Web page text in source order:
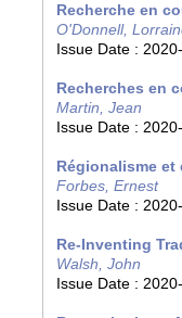
Recherche en
O'Donnell,
Issue Date :
Recherches en
Martin, Jean
Issue Date :
Régionalisme
Forbes, Ernest
Issue Date :
Re-Inventing
Walsh, John
Issue Date :